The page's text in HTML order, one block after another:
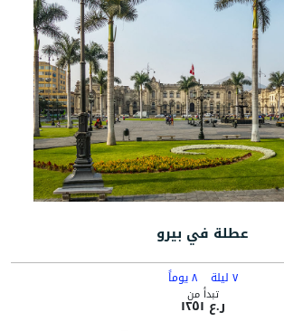
عطلة في بيرو
٧ ليلة ٨ يوماً
تبدأ منر.ع ١٢٥١